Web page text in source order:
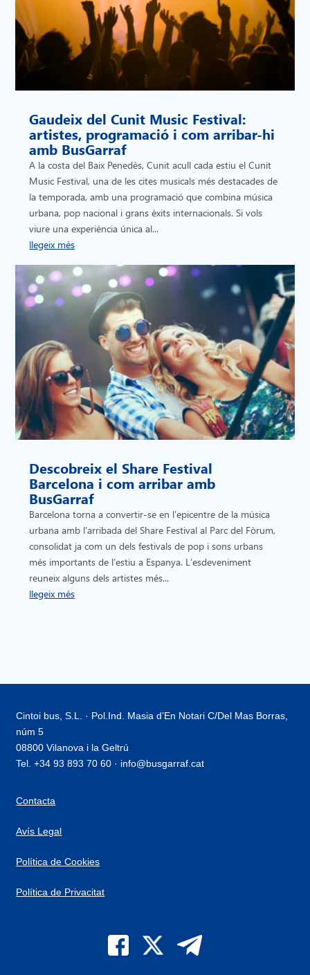
Gaudeix del Cunit Music Festival:
artistes, programació i com arribar-hi
amb BusGarraf
A la costa del Baix Penedès, Cunit acull cada estiu el Cunit
Music Festival, una de les cites musicals més destacades de
la temporada, amb una programació que combina música
urbana, pop nacional i grans èxits internacionals. Si vols
viure una experiència única al...
llegeix més
Descobreix el Share Festival
Barcelona i com arribar amb
BusGarraf
Barcelona torna a convertir-se en l’epicentre de la música
urbana amb l’arribada del Share Festival al Parc del Fòrum,
consolidat ja com un dels festivals de pop i sons urbans
més importants de l’estiu a Espanya. L’esdeveniment
reuneix alguns dels artistes més...
llegeix més
Cintoi bus, S.L. · Pol.Ind. Masia d’En Notari C/Del Mas Borras,
núm 5
08800 Vilanova i la Geltrú
Tel. +34 93 893 70 60 · info@busgarraf.cat
Contacta
Avís Legal
Política de Cookies
Política de Privacitat